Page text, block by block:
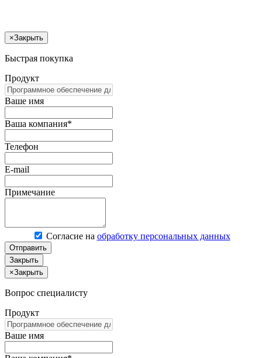
×Закрыть
Быстрая покупка
Продукт
Ваше имя
Ваша компания*
Телефон
E-mail
Примечание
Согласие на обработку персональных данных
Отправить
Закрыть
×Закрыть
Вопрос специалисту
Продукт
Ваше имя